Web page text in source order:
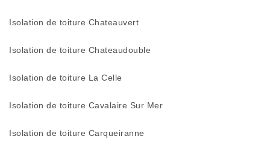
Isolation de toiture Chateauvert
Isolation de toiture Chateaudouble
Isolation de toiture La Celle
Isolation de toiture Cavalaire Sur Mer
Isolation de toiture Carqueiranne